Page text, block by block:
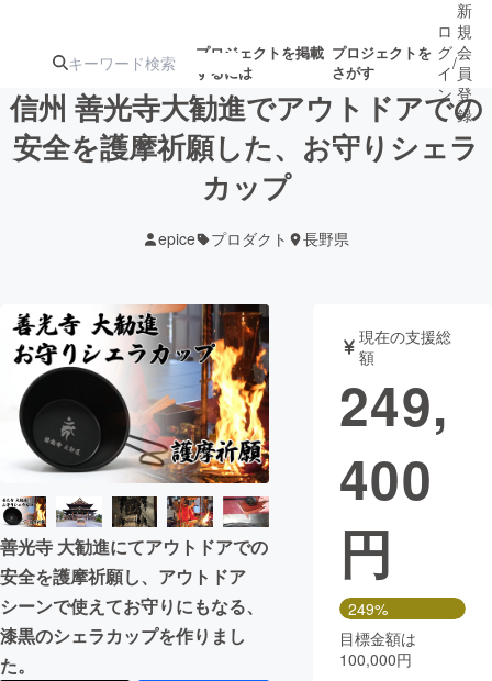
プロジェクトを掲載
するには
プロジェクトを
さがす
注目の新着プロ募集終了が近いプ
テクノロジー・ガジェット
映像・映画 書籍・雑誌
ビジネス・起業 チャレンジ
まちづくり・地域活性化
CAMPFIRE for Social Good
CAMPFIRE Creation
CAMPFIREふるさと納税
コミュニティ
ロ
グ
イ
ン
/
新
規
会
員
登
録
信州 善光寺大勧進でアウトドアでの
安全を護摩祈願した、お守りシェラ
カップ
epice プロダクト 長野県
善光寺 大勧進にてアウトドアでの
安全を護摩祈願し、アウトドア
シーンで使えてお守りにもなる、
漆黒のシェラカップを作りまし
た。
現在の支援総
額
249,
400
円
249%
目標金額は
100,000円